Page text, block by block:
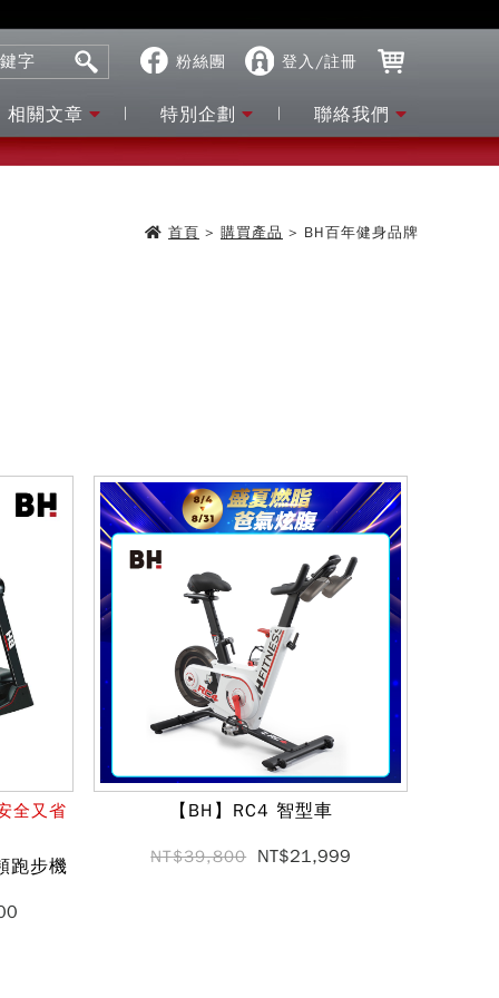
粉絲團 登入/註冊
相關文章 特別企劃 聯絡我們
首頁 > 購買產品 > BH百年健身品牌
全又省
跑步機
【BH】RC4 智型車
NT$39,800 NT$21,999